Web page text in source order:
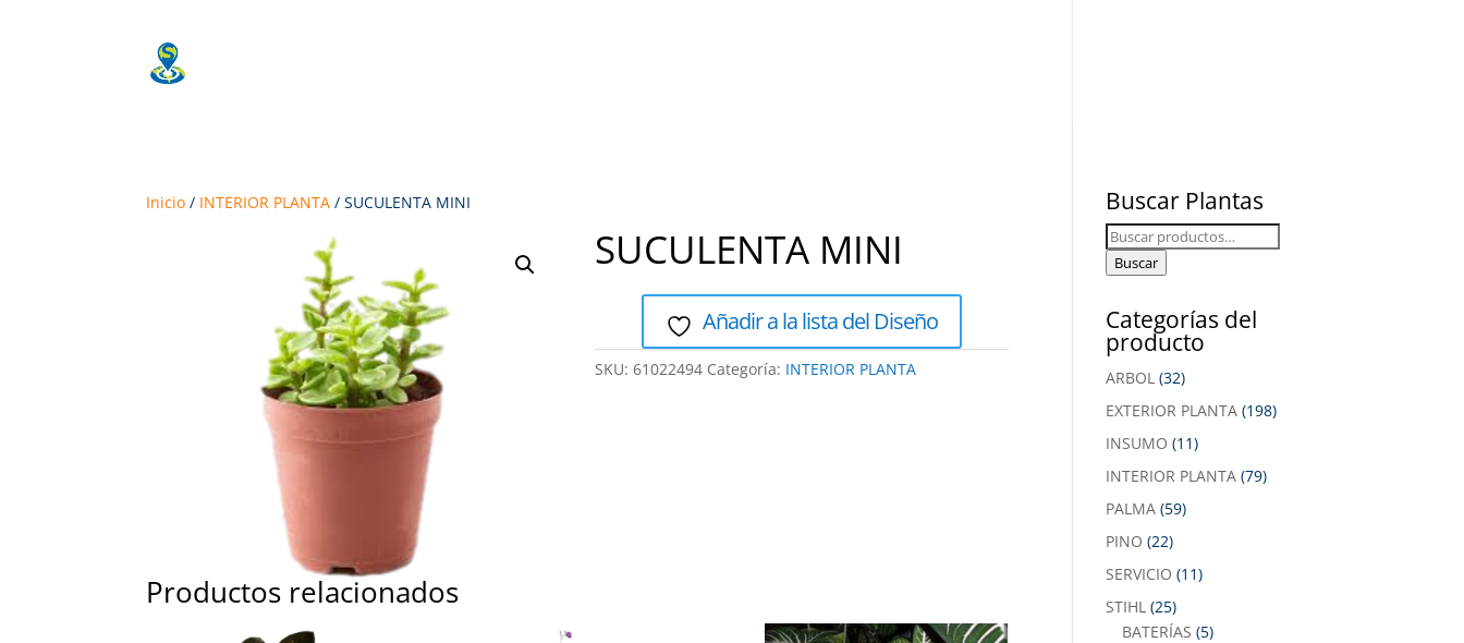
Inicio / INTERIOR PLANTA / SUCULENTA MINI
SUCULENTA MINI
Añadir a la lista del Diseño
SKU:61022494 Categoría: INTERIOR PLANTA
Productos relacionados
Buscar Plantas
Buscar
por:
Buscar
Categorías del
producto
ARBOL (32)
EXTERIOR PLANTA (198)
INSUMO (11)
INTERIOR PLANTA (79)
PALMA (59)
PINO (22)
SERVICIO (11)
STIHL (25)
BATERÍAS (5)